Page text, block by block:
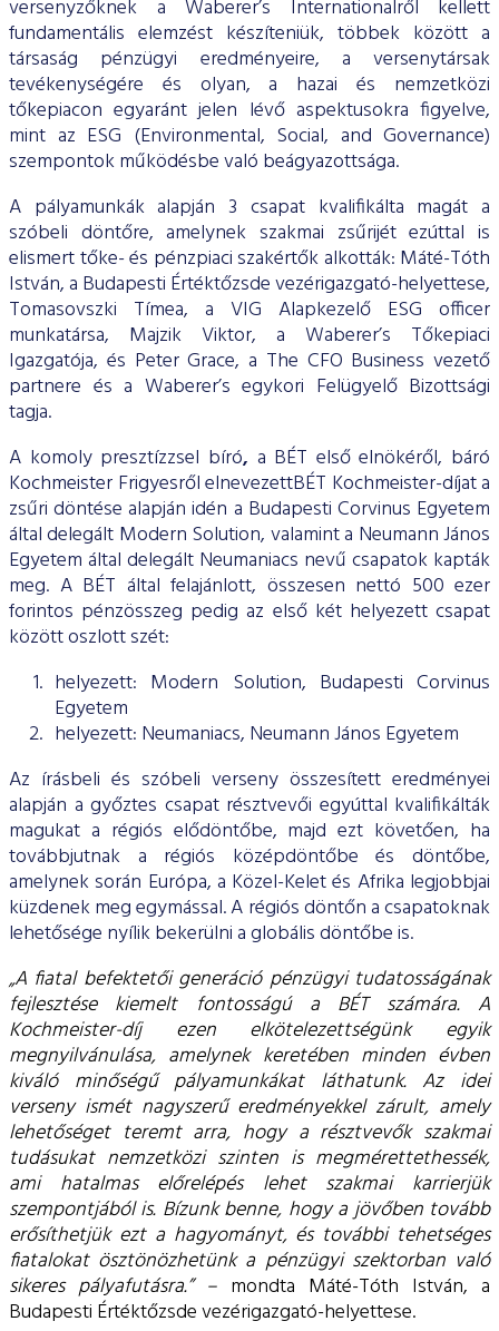
versenyzőknek a Waberer’s Internationalről kellett
fundamentális elemzést készíteniük, többek között a
társaság pénzügyi eredményeire, a versenytársak
tevékenységére és olyan, a hazai és nemzetközi
tőkepiacon egyaránt jelen lévő aspektusokra figyelve,
mint az ESG (Environmental, Social, and Governance)
szempontok működésbe való beágyazottsága.
A pályamunkák alapján 3 csapat kvalifikálta magát a
szóbeli döntőre, amelynek szakmai zsűrijét ezúttal is
elismert tőke- és pénzpiaci szakértők alkották: Máté-Tóth
István, a Budapesti Értéktőzsde vezérigazgató-helyettese,
Tomasovszki Tímea, a VIG Alapkezelő ESG officer
munkatársa, Majzik Viktor, a Waberer’s Tőkepiaci
Igazgatója, és Peter Grace, a The CFO Business vezető
partnere és a Waberer’s egykori Felügyelő Bizottsági
tagja.
A komoly presztízzsel bíró, a BÉT első elnökéről, báró
Kochmeister Frigyesről elnevezettBÉT Kochmeister-díjat a
zsűri döntése alapján idén a Budapesti Corvinus Egyetem
által delegált Modern Solution, valamint a Neumann János
Egyetem által delegált Neumaniacs nevű csapatok kapták
meg. A BÉT által felajánlott, összesen nettó 500 ezer
forintos pénzösszeg pedig az első két helyezett csapat
között oszlott szét:
helyezett: Modern Solution, Budapesti Corvinus
Egyetem
helyezett: Neumaniacs, Neumann János Egyetem
Az írásbeli és szóbeli verseny összesített eredményei
alapján a győztes csapat résztvevői egyúttal kvalifikálták
magukat a régiós elődöntőbe, majd ezt követően, ha
továbbjutnak a régiós középdöntőbe és döntőbe,
amelynek során Európa, a Közel-Kelet és Afrika legjobbjai
küzdenek meg egymással. A régiós döntőn a csapatoknak
lehetősége nyílik bekerülni a globális döntőbe is.
„A fiatal befektetői generáció pénzügyi tudatosságának
fejlesztése kiemelt fontosságú a BÉT számára. A
Kochmeister-díj ezen elkötelezettségünk egyik
megnyilvánulása, amelynek keretében minden évben
kiváló minőségű pályamunkákat láthatunk. Az idei
verseny ismét nagyszerű eredményekkel zárult, amely
lehetőséget teremt arra, hogy a résztvevők szakmai
tudásukat nemzetközi szinten is megmérettethessék,
ami hatalmas előrelépés lehet szakmai karrierjük
szempontjából is. Bízunk benne, hogy a jövőben tovább
erősíthetjük ezt a hagyományt, és további tehetséges
fiatalokat ösztönözhetünk a pénzügyi szektorban való
sikeres pályafutásra.” – mondta Máté-Tóth István, a
Budapesti Értéktőzsde vezérigazgató-helyettese.